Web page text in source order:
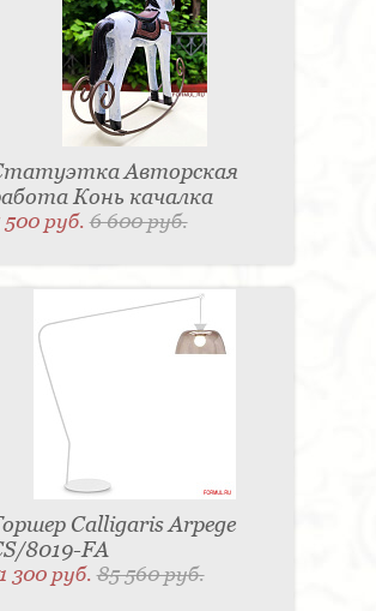
Авторская
Конь качалка
500 руб.6 600 руб.
Calligaris Arpege
8019-FA
300 руб.85 560 руб.